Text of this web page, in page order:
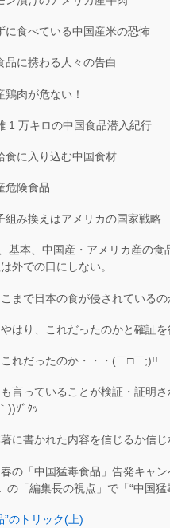
に食べている中国産米の恐怖
品に携わる人々の告白
肉が危ない！
1 万キロの中国食品潜入紀行
食に入り込む中国食材
危険食品
組み換えはアメリカの国家戦略
基本、中国産・アメリカ産の
外での口にしない。
まで日本の食が侵されているの
はり、これだったのかと確証
れだったのか・・・(￣□￣;)!!
言っていることが検証・証明
))ｿﾞｸｯ
に書かれた内容を信じるか信
春の「中国猛毒食品」告発キャ
「編集長の視点」で「“中国猛
”のトリック(上)